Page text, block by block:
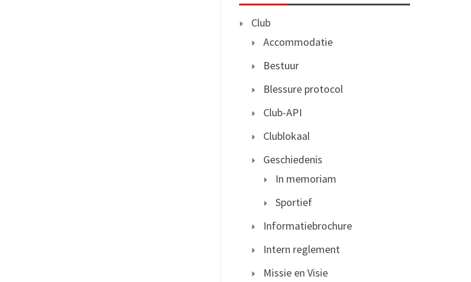
Club
Accommodatie
Bestuur
Blessure protocol
Club-API
Clublokaal
Geschiedenis
In memoriam
Sportief
Informatiebrochure
Intern reglement
Missie en Visie